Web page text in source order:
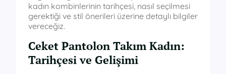
kadın kombinlerinin tarihçesi, nasıl seçilmesi
gerektiği ve stil önerileri üzerine detaylı bilgiler
vereceğiz.
Ceket Pantolon Takım Kadın:
Tarihçesi ve Gelişimi